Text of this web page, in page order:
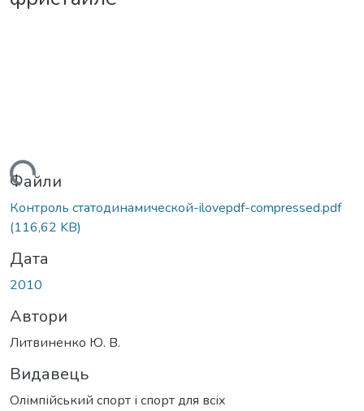
Файли
Контроль статодинамической-ilovepdf-compressed.pdf
(116,62 KB)
Дата
2010
Автори
Литвиненко Ю. В.
Видавець
Олімпійський спорт і спорт для всіх